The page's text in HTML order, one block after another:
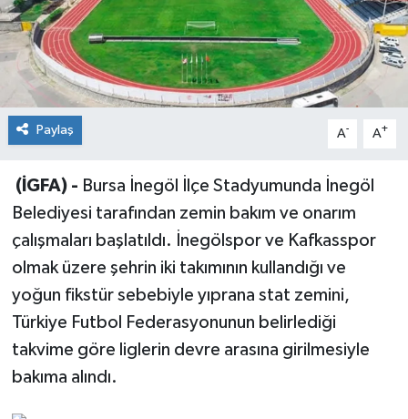
Paylaş A- A+
(İGFA) - Bursa İnegöl İlçe Stadyumunda İnegöl
Belediyesi tarafından zemin bakım ve onarım
çalışmaları başlatıldı. İnegölspor ve Kafkasspor
olmak üzere şehrin iki takımının kullandığı ve
yoğun fikstür sebebiyle yıprana stat zemini,
Türkiye Futbol Federasyonunun belirlediği
takvime göre liglerin devre arasına girilmesiyle
bakıma alındı.
Teknoloji
Türkiye